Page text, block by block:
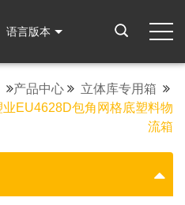
语言版本
产品中心
立体库专用箱
业EU4628D包角网格底塑料物
流箱